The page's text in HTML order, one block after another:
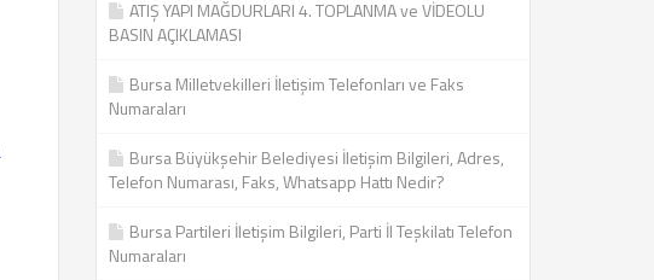
ATIŞ YAPI MAĞDURLARI 4. TOPLANMA ve VİDEOLU
BASIN AÇIKLAMASI
Bursa Milletvekilleri İletişim Telefonları ve Faks
Numaraları
Bursa Büyükşehir Belediyesi İletişim Bilgileri, Adres,
Telefon Numarası, Faks, Whatsapp Hattı Nedir?
Bursa Partileri İletişim Bilgileri, Parti İl Teşkilatı Telefon
Numaraları